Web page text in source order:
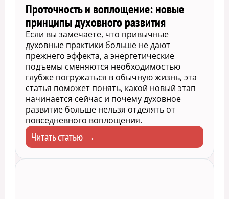
Проточность и воплощение: новые
принципы духовного развития
Если вы замечаете, что привычные
духовные практики больше не дают
прежнего эффекта, а энергетические
подъемы сменяются необходимостью
глубже погружаться в обычную жизнь, эта
статья поможет понять, какой новый этап
начинается сейчас и почему духовное
развитие больше нельзя отделять от
повседневного воплощения.
Читать статью →